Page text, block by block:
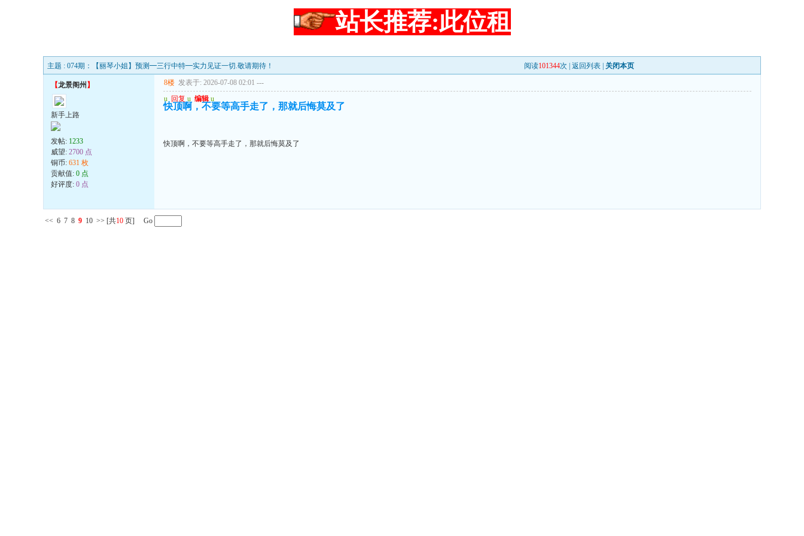
站长推荐:此位租
主题 : 074期：【丽琴小姐】预测━三行中特━实力见证一切.敬请期待！ 阅读101344次 | 返回列表 关闭本页
【龙景阁州 】
新手上路
发帖: 1233
威望: 2700 点
铜币: 631 枚
贡献值: 0 点
好评度: 0 点
8楼 发表于: 2026-07-08 02:01 ---
u 回复 u 编辑 u
快顶啊，不要等高手走了，那就后悔莫及了
快顶啊，不要等高手走了，那就后悔莫及了
<< 6 7 8 9 10 >> [共10 页] Go